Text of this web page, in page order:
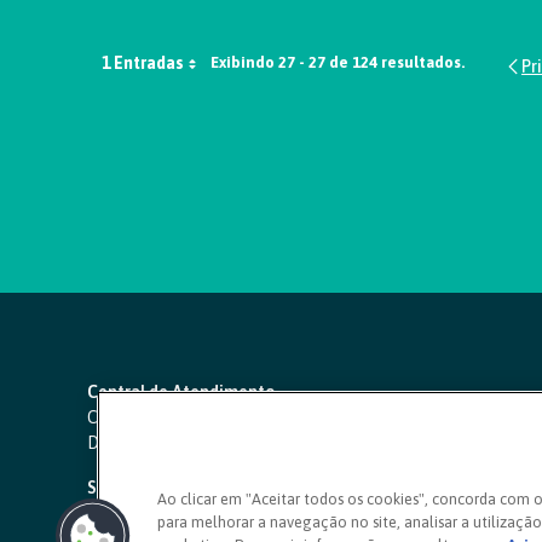
1 Entradas Exibindo 27 - 27 de 124 resultados.
Central de Atendimento
Capitais e regiões metropolitanas:
Demais localidades:
SAC 24 horas
Ouvidoria
Ao clicar em "Aceitar todos os cookies", concorda com
para melhorar a navegação no site, analisar a